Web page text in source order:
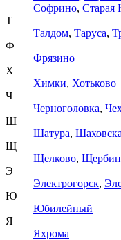
Софрино, Старая
Т
Талдом, Таруса,
Ф
Фрязино
Х
Химки, Хотьково
Ч
Черноголовка,
Ш
Шатура,
Щ
Щелково,
Э
Электрогорск,
Ю
Юбилейный
Я
Яхрома